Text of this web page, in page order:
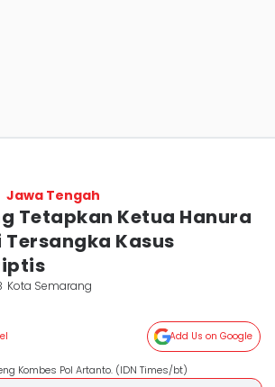
Jawa Tengah
Tetapkan Ketua Hanura
Kasus
Kota Semarang
Add Us on Google
Kombes Pol Artanto. (IDN Times/bt)